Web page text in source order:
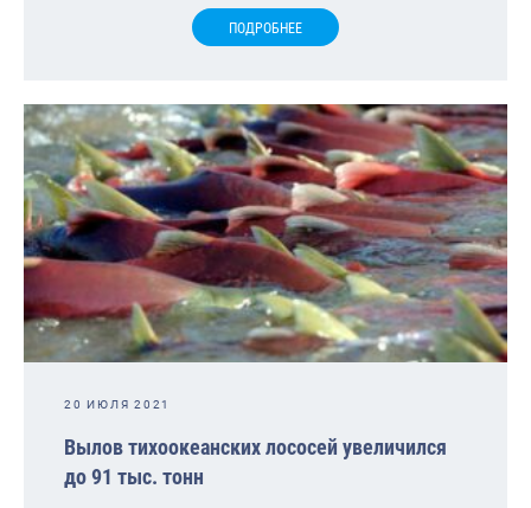
ПОДРОБНЕЕ
20 ИЮЛЯ 2021
Вылов тихоокеанских лососей увеличился
до 91 тыс. тонн